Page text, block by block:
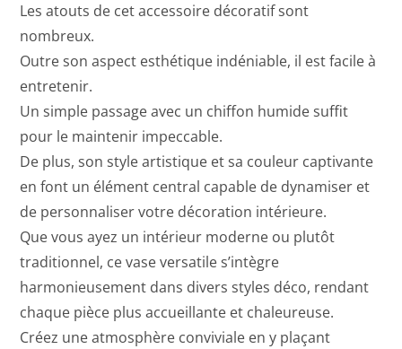
Les atouts de cet accessoire décoratif sont
nombreux.
Outre son aspect esthétique indéniable, il est facile à
entretenir.
Un simple passage avec un chiffon humide suffit
pour le maintenir impeccable.
De plus, son style artistique et sa couleur captivante
en font un élément central capable de dynamiser et
de personnaliser votre décoration intérieure.
Que vous ayez un intérieur moderne ou plutôt
traditionnel, ce vase versatile s’intègre
harmonieusement dans divers styles déco, rendant
chaque pièce plus accueillante et chaleureuse.
Créez une atmosphère conviviale en y plaçant